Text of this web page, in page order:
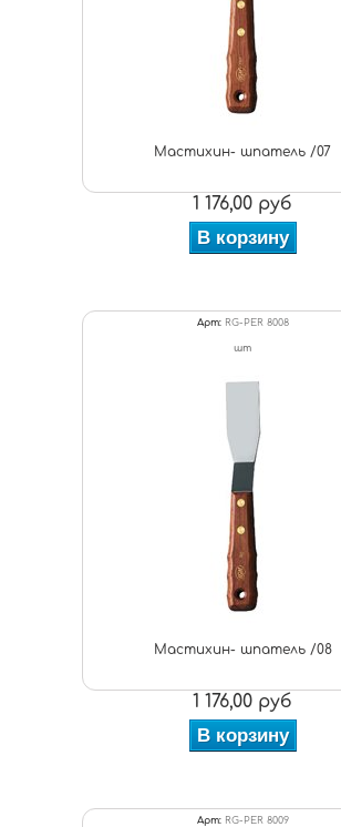
Мастихин- шпатель /07
1 176,00 руб
В корзину
Арт: RG-PER 8008
шт
Мастихин- шпатель /08
1 176,00 руб
В корзину
Арт: RG-PER 8009